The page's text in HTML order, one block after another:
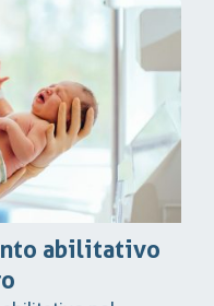
abilitativo